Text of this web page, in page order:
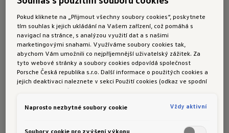
Půjčovné/den (2–7
dní)
Půjčovné/den (8–30
dní)
1 999 Kč 1 499 Kč
Pokud kliknete na „Přijmout všechny soubory cookies“, poskytnete
tím souhlas k jejich ukládání na Vašem zařízení, což pomáhá s
navigací na stránce, s analýzou využití dat a s našimi
marketingovými snahami. Využíváme soubory cookies tak,
abychom Vám umožnili co nejpříjemnější uživatelský zážitek. Za
tyto webové stránky a soubory cookies odpovídá společnost
Porsche Česká republika s.r.o. Další informace o použitých cookies a
jejich deaktivaci naleznete v sekci Použití cookies (odkaz ve spodní
části této stránky).
Naprosto nezbytné soubory cookie Vždy aktivní
Soubory cookie pro zvýšení výkonu